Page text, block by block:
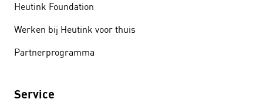
Heutink Foundation
Werken bij Heutink voor thuis
Partnerprogramma
Service